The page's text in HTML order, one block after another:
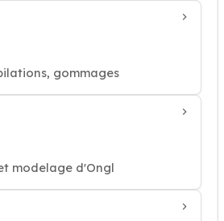
Épilations, gommages
modelage d'Ongl